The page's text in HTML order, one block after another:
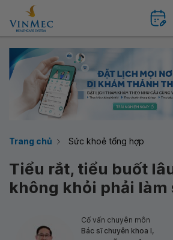
Trang chủ Sức khoẻ tổng hợp
Tiểu rắt, tiểu buốt
không khỏi phải làm
Cố vấn chuyên môn
Bác sĩ chuyên khoa I,